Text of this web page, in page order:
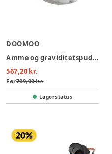
DOOMOO
Amme og graviditetspude - Grå
567,20 kr.
Før709,00 kr.
Lagerstatus